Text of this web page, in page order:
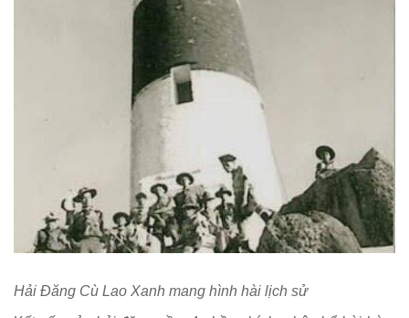
Hải Đăng Cù Lao Xanh mang hình hài lịch sử